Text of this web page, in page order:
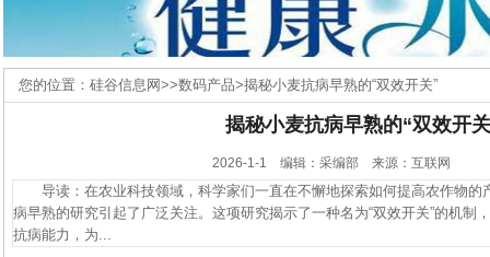
您的位置： 硅谷信息网>>数码产品>揭秘小麦抗病早熟的“双效开关”
揭秘小麦抗病早熟的“双效开
2026-1-1 编辑：采编部 来源：互联网
导读：在农业科技领域，科学家们一直在不懈地探索如何提高农作物的
病早熟的研究引起了广泛关注。这项研究揭示了一种名为“双效开关”的机制
抗病能力，为...